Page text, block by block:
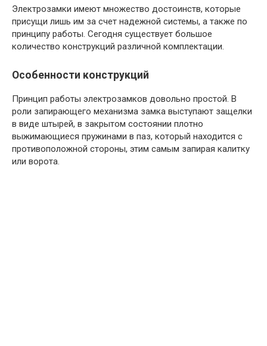
Электрозамки имеют множество достоинств, которые
присущи лишь им за счет надежной системы, а также по
принципу работы. Сегодня существует большое
количество конструкций различной комплектации.
Особенности конструкций
Принцип работы электрозамков довольно простой. В
роли запирающего механизма замка выступают защелки
в виде штырей, в закрытом состоянии плотно
выжимающиеся пружинами в паз, который находится с
противоположной стороны, этим самым запирая калитку
или ворота.